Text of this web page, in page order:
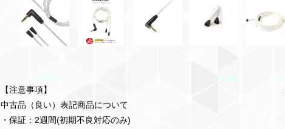
【注意事項】
中古品（良い）表記商品について
・保証：2週間(初期不良対応のみ)